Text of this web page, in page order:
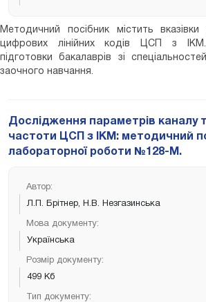
Методичний посібник містить
цифрових лінійних кодів ЦСП з
підготовки бакалаврів зі
заочного навчання.
Дослідження параметрів каналу
частоти ЦСП з ІКМ: методичний
лабораторної роботи №128-М.
Автор:
Л.П. Брітнер, Н.В. Незгазинська
Мова документу:
Українська
Розмір документу:
499 Кб
Тип документу: